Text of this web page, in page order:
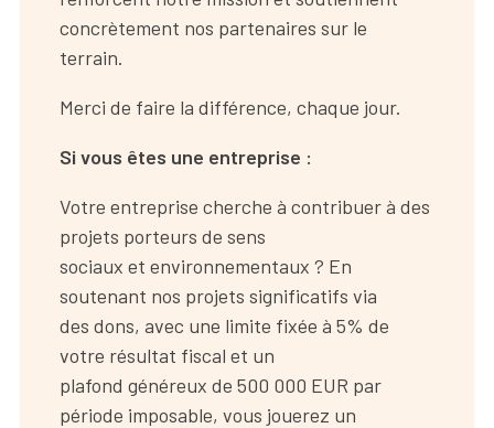
concrètement nos partenaires sur le
terrain.
Merci de faire la différence, chaque jour.
Si vous êtes une entreprise :
Votre entreprise cherche à contribuer à des
projets porteurs de sens
sociaux et environnementaux ? En
soutenant nos projets significatifs via
des dons, avec une limite fixée à 5% de
votre résultat fiscal et un
plafond généreux de 500 000 EUR par
période imposable, vous jouerez un